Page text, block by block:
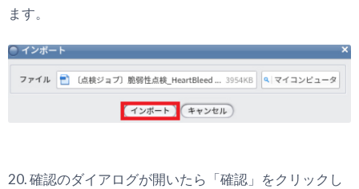
ます。
20. 確認のダイアログが開いたら「確認」をクリックし